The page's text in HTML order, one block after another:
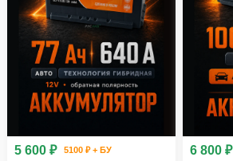
5 600 ₽
5100 ₽ + БУ
6 800 ₽